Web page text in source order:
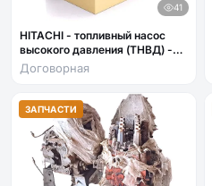
41
HITACHI - топливный насос
высокого давления (ТНВД) -
1156033783
Договорная
ЗАПЧАСТИ